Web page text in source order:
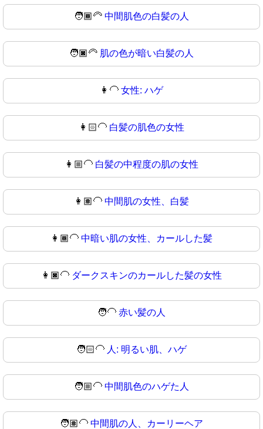
🧑🏾‍🦳 中間肌色の白髪の人
🧑🏿‍🦳 肌の色が暗い白髪の人
👩‍🦲 女性: ハゲ
👩🏻‍🦲 白髪の肌色の女性
👩🏼‍🦲 白髪の中程度の肌の女性
👩🏽‍🦲 中間肌の女性、白髪
👩🏾‍🦲 中暗い肌の女性、カールした髪
👩🏿‍🦲 ダークスキンのカールした髪の女性
🧑‍🦲 赤い髪の人
🧑🏻‍🦲 人: 明るい肌、ハゲ
🧑🏼‍🦲 中間肌色のハゲた人
🧑🏽‍🦲 中間肌の人、カーリーヘア